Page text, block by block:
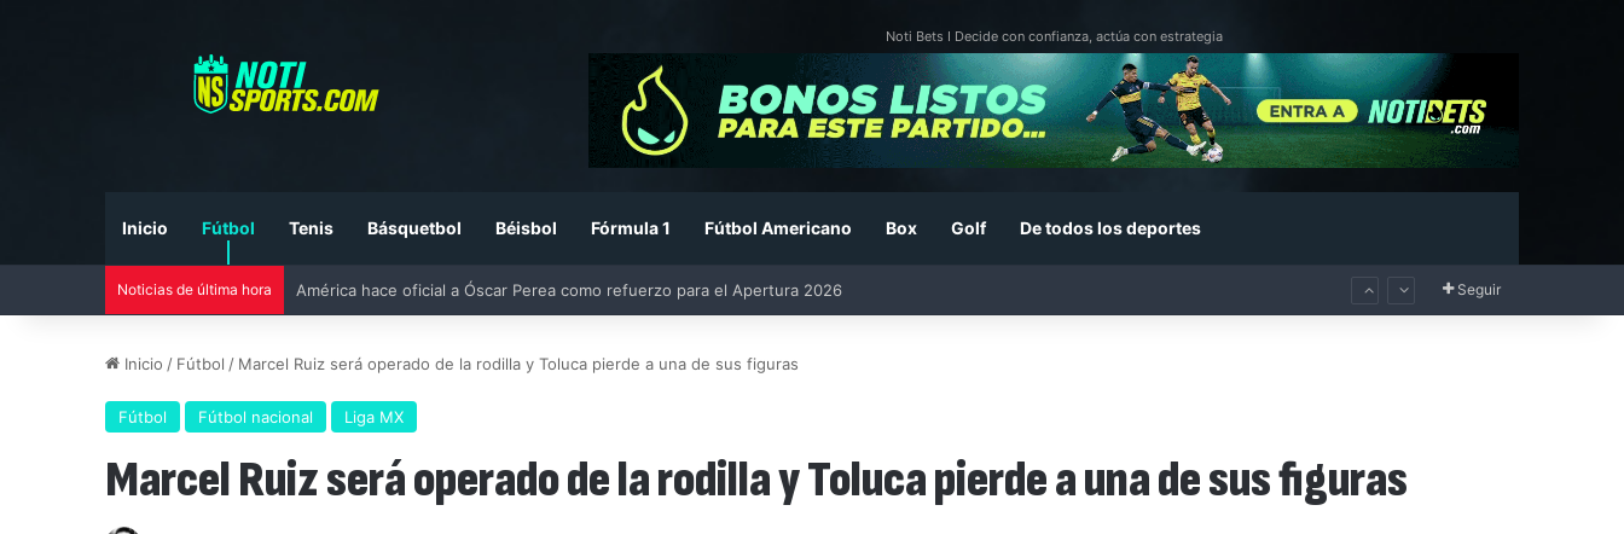
Noti Bets I Decide con confianza, actúa con estrategia
Inicio Fútbol Tenis Básquetbol Béisbol Fórmula 1 Fútbol Americano Box Golf De todos los deportes
Noticias de última hora América hace oficial a Óscar Perea como refuerzo para el Apertura 2026 Seguir
Inicio / Fútbol / Marcel Ruiz será operado de la rodilla y Toluca pierde a una de sus figuras
Fútbol Fútbol nacional Liga MX
Marcel Ruiz será operado de la rodilla y Toluca pierde a una de sus figuras